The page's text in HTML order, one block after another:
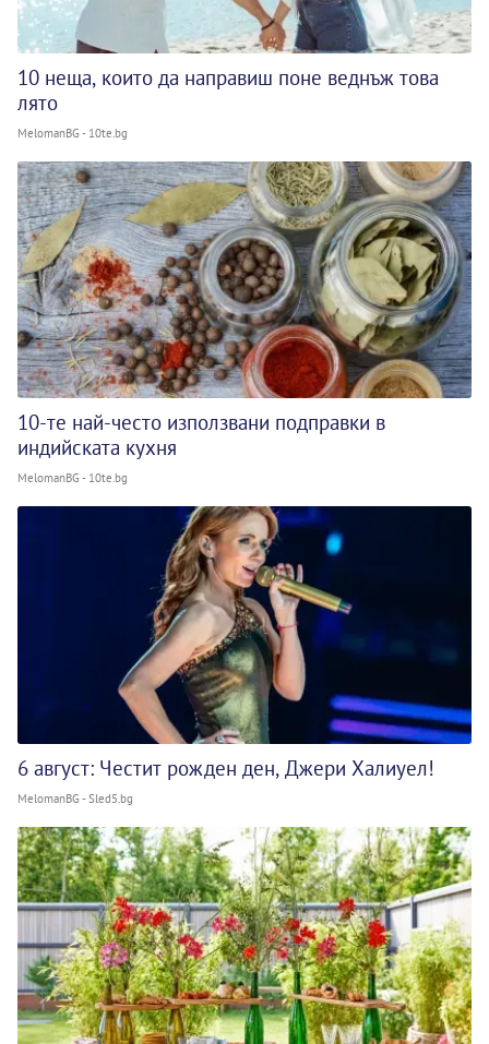
10 неща, които да направиш поне веднъж това
лято
MelomanBG - 10te.bg
10-те най-често използвани подправки в
индийската кухня
MelomanBG - 10te.bg
6 август: Честит рожден ден, Джери Халиуел!
MelomanBG - Sled5.bg